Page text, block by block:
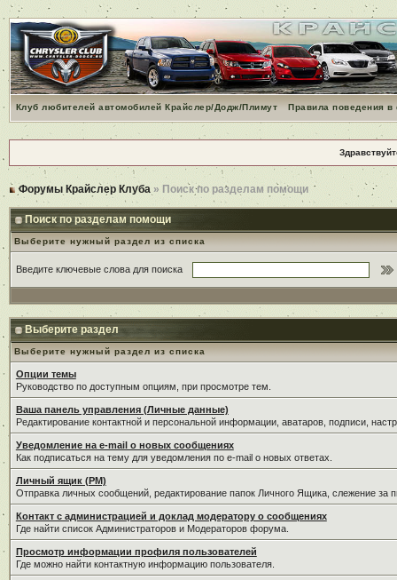
Клуб любителей автомобилей Крайслер/Додж/Плимут Правила поведения
Форумы Крайслер Клуба » Поиск по разделам помощи
Поиск по разделам помощи
Выберите нужный раздел из списка
Введите ключевые слова для поиска
Выберите раздел
Выберите нужный раздел из списка
Опции темы
Руководство по доступным опциям, при просмотре тем.
Ваша панель управления (Личные данные)
Редактирование контактной и персональной информации, аватаров, подписи,
Уведомление на e-mail о новых сообщениях
Как подписаться на тему для уведомления по e-mail о новых ответах.
Личный ящик (PM)
Отправка личных сообщений, редактирование папок Личного Ящика, слежение
Контакт с администрацией и доклад модератору о сообщениях
Где найти список Администраторов и Модераторов форума.
Просмотр информации профиля пользователей
Где можно найти контактную информацию пользователя.